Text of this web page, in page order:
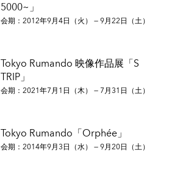
5000~」
会期：2012年9月4日（火） — 9月22日（土）
Tokyo Rumando 映像作品展「S
TRIP」
会期：2021年7月1日（木） — 7月31日（土）
Tokyo Rumando「Orphée」
会期：2014年9月3日（水） — 9月20日（土）